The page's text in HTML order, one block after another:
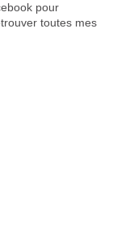
pour
toutes mes